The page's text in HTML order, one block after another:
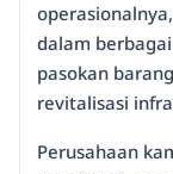
dalam
pasokan
revitalisasi
Perusahaan